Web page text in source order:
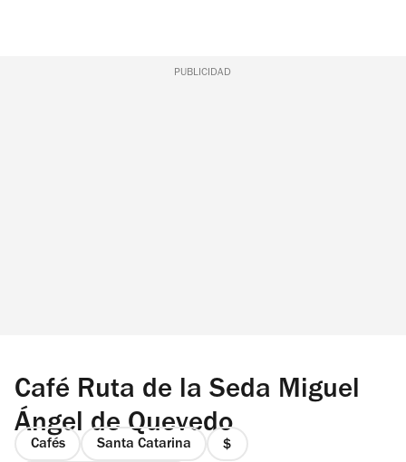
PUBLICIDAD
Café Ruta de la Seda Miguel
Ángel de Quevedo
Cafés Santa Catarina
precio